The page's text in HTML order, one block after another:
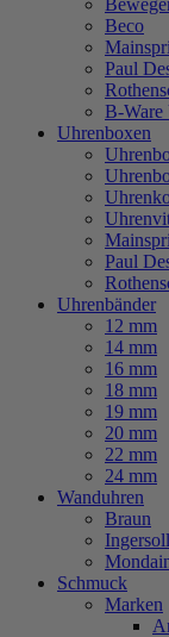
Beco
Paul
B-Ware
Uhrenboxen
Paul
Uhrenbänder
12 mm
14 mm
16 mm
18 mm
19 mm
20 mm
22 mm
24 mm
Wanduhren
Braun
Ingersoll
Schmuck
Marken